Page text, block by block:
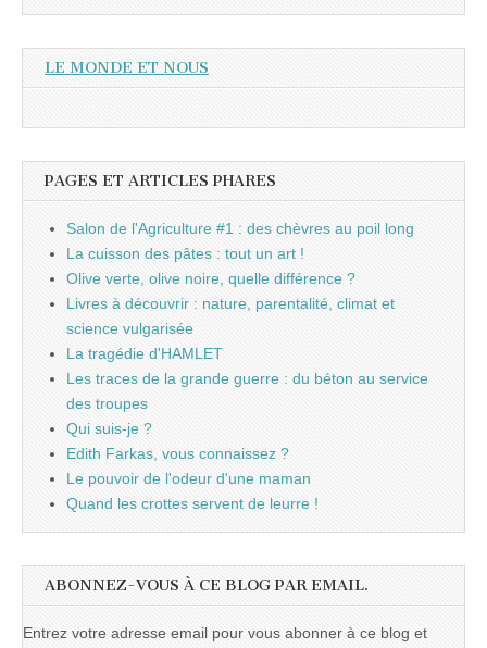
LE MONDE ET NOUS
PAGES ET ARTICLES PHARES
Salon de l'Agriculture #1 : des chèvres au poil long
La cuisson des pâtes : tout un art !
Olive verte, olive noire, quelle différence ?
Livres à découvrir : nature, parentalité, climat et
science vulgarisée
La tragédie d'HAMLET
Les traces de la grande guerre : du béton au service
des troupes
Qui suis-je ?
Edith Farkas, vous connaissez ?
Le pouvoir de l'odeur d'une maman
Quand les crottes servent de leurre !
ABONNEZ-VOUS À CE BLOG PAR EMAIL.
Entrez votre adresse email pour vous abonner à ce blog et